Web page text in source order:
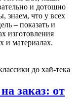
и дотошно
знаем, что у всех
– показать и
изготовления
и материалах.
заказ: от